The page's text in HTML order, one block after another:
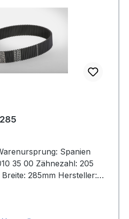
Spanien
35 00 Zähnezahl: 205
285mm Hersteller: